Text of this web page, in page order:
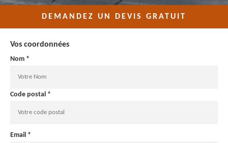
DEMANDEZ UN DEVIS GRATUIT
Vos coordonnées
Nom *
Code postal *
Email *